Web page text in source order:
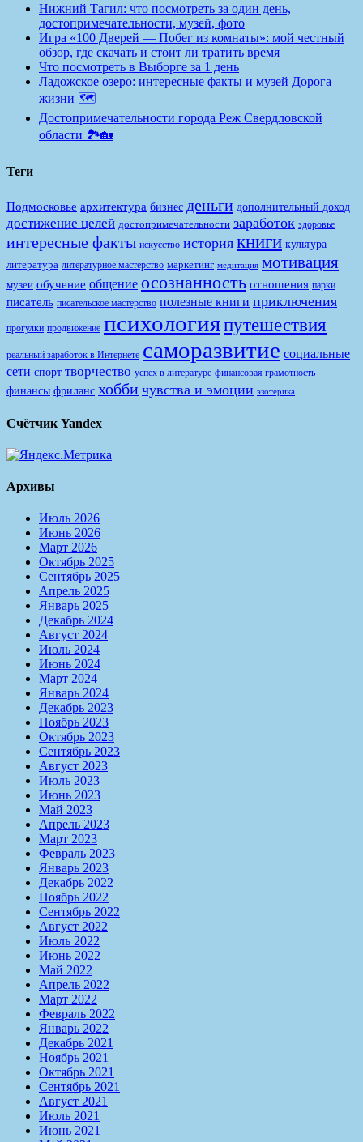
Нижний Тагил: что посмотреть за один день,
достопримечательности, музей, фото
Игра «100 Дверей — Побег из комнаты»: мой честный
обзор, где скачать и стоит ли тратить время
Что посмотреть в Выборге за 1 день
Ладожское озеро: интересные факты и музей Дорога
жизни 🗺️
Достопримечательности города Реж Свердловской
области 🏞️🏡
Теги
Подмосковье архитектура бизнес деньги дополнительный доход
достижение целей достопримечательности заработок здоровье
интересные факты искусство история книги культура
литература литературное мастерство маркетинг медитация мотивация
музеи обучение общение осознанность отношения парки
писатель писательское мастерство полезные книги приключения
прогулки продвижение психологияпутешествия
реальный заработок в Интернете саморазвитие социальные
сети спорт творчество успех в литературе финансовая грамотность
финансы фриланс хобби чувства и эмоции эзотерика
Счётчик Yandex
Архивы
Июль 2026
Июнь 2026
Март 2026
Октябрь 2025
Сентябрь 2025
Апрель 2025
Январь 2025
Декабрь 2024
Август 2024
Июль 2024
Июнь 2024
Март 2024
Январь 2024
Декабрь 2023
Ноябрь 2023
Октябрь 2023
Сентябрь 2023
Август 2023
Июль 2023
Июнь 2023
Май 2023
Апрель 2023
Март 2023
Февраль 2023
Январь 2023
Декабрь 2022
Ноябрь 2022
Сентябрь 2022
Август 2022
Июль 2022
Июнь 2022
Май 2022
Апрель 2022
Март 2022
Февраль 2022
Январь 2022
Декабрь 2021
Ноябрь 2021
Октябрь 2021
Сентябрь 2021
Август 2021
Июль 2021
Июнь 2021